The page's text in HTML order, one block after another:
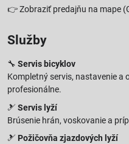
👉Zobraziť predajňu na mape
Služby
🔧 Servis bicyklov
Kompletný servis, nastavenie a
profesionálne.
🎿 Servis lyží
Brúsenie hrán, voskovanie a
🎿 Požičovňa zjazdových lyží